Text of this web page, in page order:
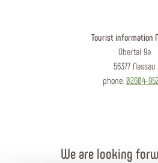
Tourist information
Obertal 9a
56377 Nassau
phone: 02604-
We are looking